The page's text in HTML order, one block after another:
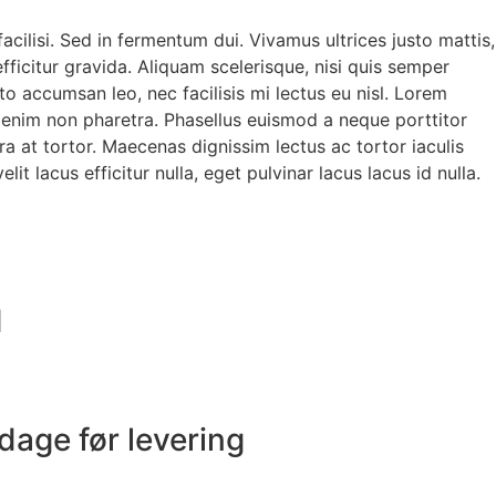
Sed in fermentum dui. Vivamus ultrices justo mattis,
gravida. Aliquam scelerisque, nisi quis semper
accumsan leo, nec facilisis mi lectus eu nisl. Lorem
non pharetra. Phasellus euismod a neque porttitor
at tortor. Maecenas dignissim lectus ac tortor iaculis
lacus efficitur nulla, eget pulvinar lacus lacus id nulla.
før levering